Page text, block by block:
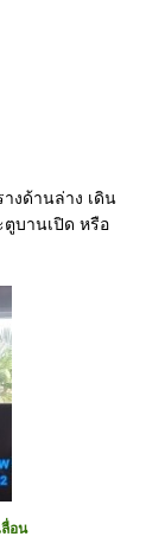
งด้านล่าง เดิน
บานเปิด หรือ
อน